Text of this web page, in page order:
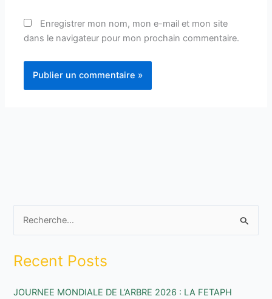
Enregistrer mon nom, mon e-mail et mon site
dans le navigateur pour mon prochain commentaire.
c
e
Recent Posts
JOURNEE MONDIALE DE L’ARBRE 2026 : LA FETAPH